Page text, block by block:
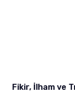
Fikir, İlham ve